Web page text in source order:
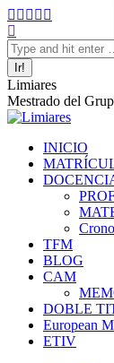
Saltar
al
contenido
Facebook
opens
in
new
window
Twitter
opens
in
new
window
Mail
opens
in
window
Instagram
opens
in
window
opens
in
window
Buscar:
Limiares
Mestrado del
INICIO
TFM
BLOG
CAM
DOBLE
European
ETIV